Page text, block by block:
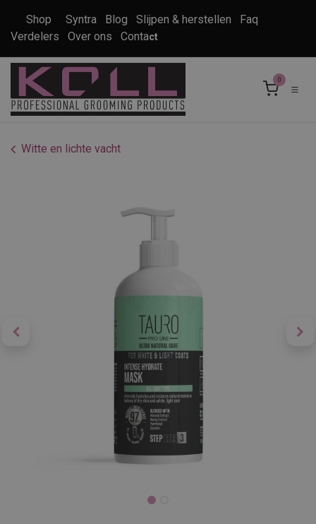
Shop Syntra Blog Slijpen & herstellen
Faq
Verdelers
Over ons Contact
0
Witte en lichte vacht